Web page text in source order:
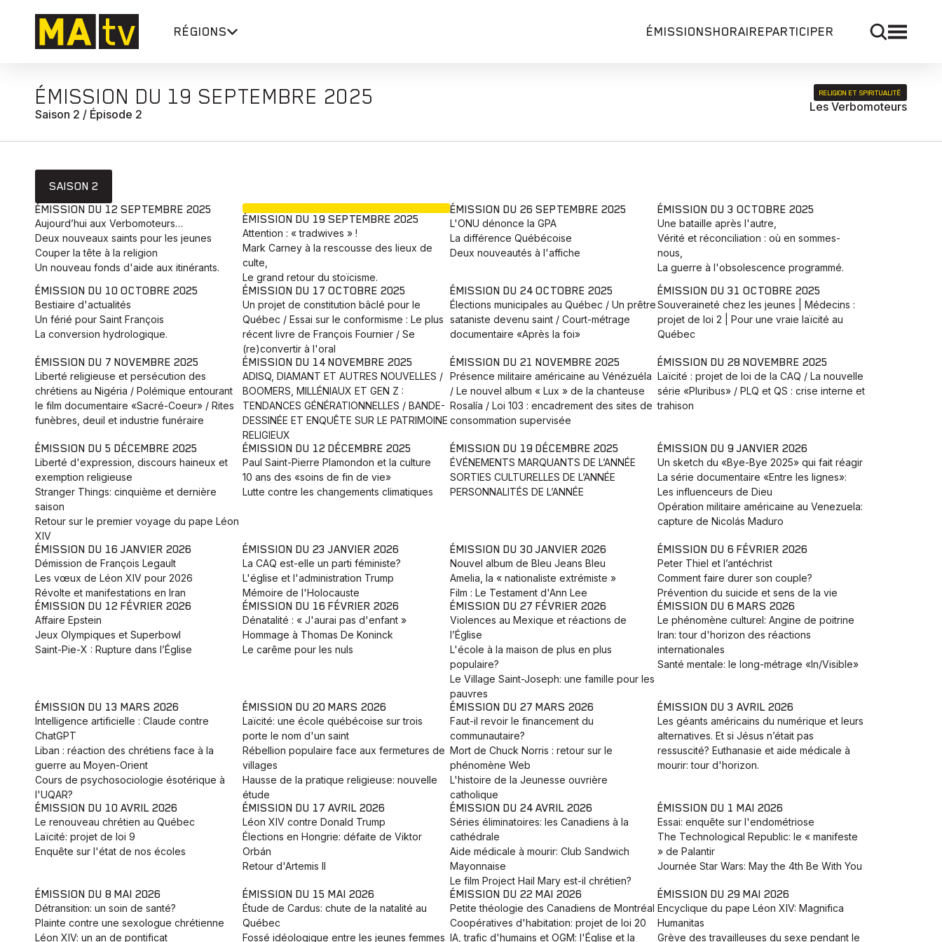
RÉGIONS ÉMISSIONSHORAIREPARTICIPER
ÉMISSION DU 19 SEPTEMBRE 2025
Saison 2 / Épisode 2
RELIGION ET SPIRITUALITÉ
Les Verbomoteurs
SAISON 2
ÉMISSION DU 12 SEPTEMBRE 2025
Aujourd’hui aux Verbomoteurs…
Deux nouveaux saints pour les jeunes
Couper la tête à la religion
Un nouveau fonds d'aide aux itinérants.
ÉMISSION DU 19 SEPTEMBRE 2025
Attention : « tradwives » !
Mark Carney à la rescousse des lieux de
culte,
Le grand retour du stoïcisme.
ÉMISSION DU 26 SEPTEMBRE 2025
L'ONU dénonce la GPA
La différence Québécoise
Deux nouveautés à l'affiche
ÉMISSION DU 3 OCTOBRE 2025
Une bataille après l'autre,
Vérité et réconciliation : où en sommes-
nous,
La guerre à l'obsolescence programmé.
ÉMISSION DU 10 OCTOBRE 2025
Bestiaire d'actualités
Un férié pour Saint François
La conversion hydrologique.
ÉMISSION DU 17 OCTOBRE 2025
Un projet de constitution bâclé pour le
Québec / Essai sur le conformisme : Le plus
récent livre de François Fournier / Se
(re)convertir à l'oral
ÉMISSION DU 24 OCTOBRE 2025
Élections municipales au Québec / Un prêtre
sataniste devenu saint / Court-métrage
documentaire «Après la foi»
ÉMISSION DU 31 OCTOBRE 2025
Souveraineté chez les jeunes | Médecins :
projet de loi 2 | Pour une vraie laïcité au
Québec
ÉMISSION DU 7 NOVEMBRE 2025
Liberté religieuse et persécution des
chrétiens au Nigéria / Polémique entourant
le film documentaire «Sacré-Coeur» / Rites
funèbres, deuil et industrie funéraire
ÉMISSION DU 14 NOVEMBRE 2025
ADISQ, DIAMANT ET AUTRES NOUVELLES /
BOOMERS, MILLÉNIAUX ET GEN Z :
TENDANCES GÉNÉRATIONNELLES / BANDE-
DESSINÉE ET ENQUÊTE SUR LE PATRIMOINE
RELIGIEUX
ÉMISSION DU 21 NOVEMBRE 2025
Présence militaire américaine au Vénézuéla
/ Le nouvel album « Lux » de la chanteuse
Rosalía / Loi 103 : encadrement des sites de
consommation supervisée
ÉMISSION DU 28 NOVEMBRE 2025
Laïcité : projet de loi de la CAQ / La nouvelle
série «Pluribus» / PLQ et QS : crise interne et
trahison
ÉMISSION DU 5 DÉCEMBRE 2025
Liberté d'expression, discours haineux et
exemption religieuse
Stranger Things: cinquième et dernière
saison
Retour sur le premier voyage du pape Léon
XIV
ÉMISSION DU 12 DÉCEMBRE 2025
Paul Saint-Pierre Plamondon et la culture
10 ans des «soins de fin de vie»
Lutte contre les changements climatiques
ÉMISSION DU 19 DÉCEMBRE 2025
ÉVÉNEMENTS MARQUANTS DE L’ANNÉE
SORTIES CULTURELLES DE L’ANNÉE
PERSONNALITÉS DE L’ANNÉE
ÉMISSION DU 9 JANVIER 2026
Un sketch du «Bye-Bye 2025» qui fait réagir
La série documentaire «Entre les lignes»:
Les influenceurs de Dieu
Opération militaire américaine au Venezuela:
capture de Nicolás Maduro
ÉMISSION DU 16 JANVIER 2026
Démission de François Legault
Les vœux de Léon XIV pour 2026
Révolte et manifestations en Iran
ÉMISSION DU 23 JANVIER 2026
La CAQ est-elle un parti féministe?
L'église et l'administration Trump
Mémoire de l'Holocauste
ÉMISSION DU 30 JANVIER 2026
Nouvel album de Bleu Jeans Bleu
Amelia, la « nationaliste extrémiste »
Film : Le Testament d'Ann Lee
ÉMISSION DU 6 FÉVRIER 2026
Peter Thiel et l’antéchrist
Comment faire durer son couple?
Prévention du suicide et sens de la vie
ÉMISSION DU 12 FÉVRIER 2026
Affaire Epstein
Jeux Olympiques et Superbowl
Saint-Pie-X : Rupture dans l’Église
ÉMISSION DU 16 FÉVRIER 2026
Dénatalité : « J'aurai pas d'enfant »
Hommage à Thomas De Koninck
Le carême pour les nuls
ÉMISSION DU 27 FÉVRIER 2026
Violences au Mexique et réactions de
l’Église
L'école à la maison de plus en plus
populaire?
Le Village Saint-Joseph: une famille pour les
pauvres
ÉMISSION DU 6 MARS 2026
Le phénomène culturel: Angine de poitrine
Iran: tour d'horizon des réactions
internationales
Santé mentale: le long-métrage «In/Visible»
ÉMISSION DU 13 MARS 2026
Intelligence artificielle : Claude contre
ChatGPT
Liban : réaction des chrétiens face à la
guerre au Moyen-Orient
Cours de psychosociologie ésotérique à
l'UQAR?
ÉMISSION DU 20 MARS 2026
Laïcité: une école québécoise sur trois
porte le nom d'un saint
Rébellion populaire face aux fermetures de
villages
Hausse de la pratique religieuse: nouvelle
étude
ÉMISSION DU 27 MARS 2026
Faut-il revoir le financement du
communautaire?
Mort de Chuck Norris : retour sur le
phénomène Web
L'histoire de la Jeunesse ouvrière
catholique
ÉMISSION DU 3 AVRIL 2026
Les géants américains du numérique et leurs
alternatives. Et si Jésus n’était pas
ressuscité? Euthanasie et aide médicale à
mourir: tour d'horizon.
ÉMISSION DU 10 AVRIL 2026
Le renouveau chrétien au Québec
Laïcité: projet de loi 9
Enquête sur l'état de nos écoles
ÉMISSION DU 17 AVRIL 2026
Léon XIV contre Donald Trump
Élections en Hongrie: défaite de Viktor
Orbán
Retour d'Artemis II
ÉMISSION DU 24 AVRIL 2026
Séries éliminatoires: les Canadiens à la
cathédrale
Aide médicale à mourir: Club Sandwich
Mayonnaise
Le film Project Hail Mary est-il chrétien?
ÉMISSION DU 1 MAI 2026
Essai: enquête sur l'endométriose
The Technological Republic: le « manifeste
» de Palantir
Journée Star Wars: May the 4th Be With You
ÉMISSION DU 8 MAI 2026
Détransition: un soin de santé?
Plainte contre une sexologue chrétienne
Léon XIV: un an de pontificat
ÉMISSION DU 15 MAI 2026
Étude de Cardus: chute de la natalité au
Québec
Fossé idéologique entre les jeunes femmes
ÉMISSION DU 22 MAI 2026
Petite théologie des Canadiens de Montréal
Coopératives d'habitation: projet de loi 20
IA, trafic d'humains et OGM: l'Église et la
ÉMISSION DU 29 MAI 2026
Encyclique du pape Léon XIV: Magnifica
Humanitas
Grève des travailleuses du sexe pendant le